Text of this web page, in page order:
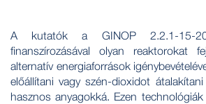
A kutatók a GINOP 2.2.1-15-
finanszírozásával olyan reaktorokat
alternatív energiaforrások
előállítani vagy szén-dioxidot
hasznos anyagokká. Ezen